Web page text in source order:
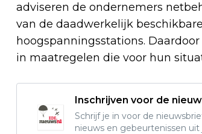
adviseren de ondernemers
van de daadwerkelijk
hoogspanningsstations.
in maatregelen die voor hun
Inschrijven voor de
Schrijf je in voor de
nieuws en gebeurtenissen uit